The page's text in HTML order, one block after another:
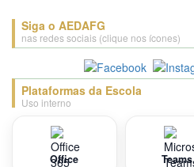
Siga o AEDAFG
nas redes sociais (clique nos ícones)
Plataformas da Escola
Uso interno
Office Teams